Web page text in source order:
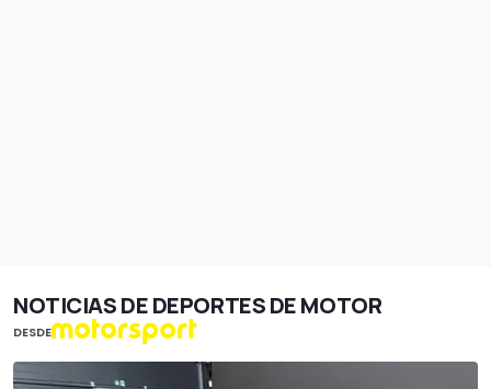
NOTICIAS DE DEPORTES DE MOTOR
DESDE